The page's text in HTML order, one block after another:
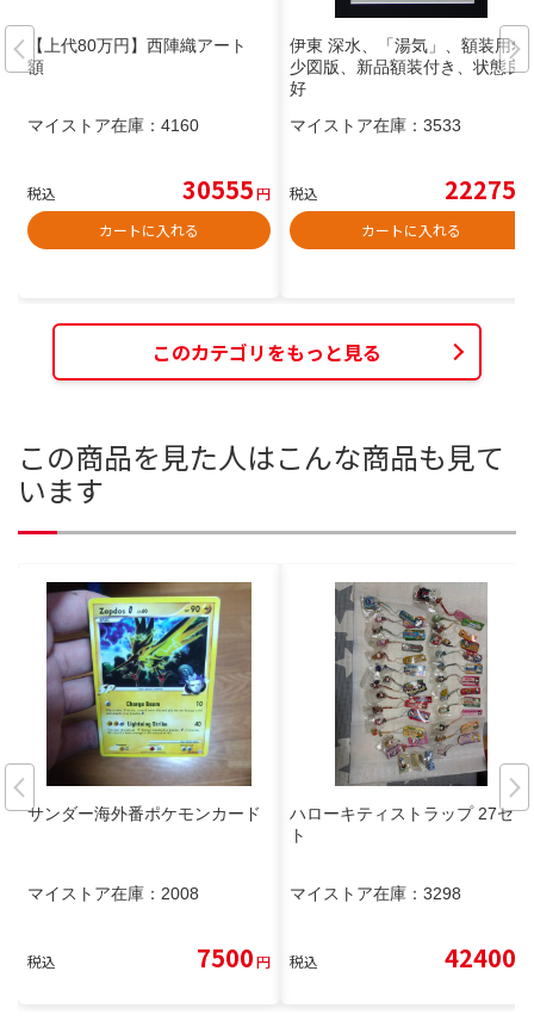
【上代80万円】西陣織アート
額
マイストア在庫： 4160
税込 30555円
カートに入れる
伊東 深水、「湯気」、額装用希
少図版、新品額装付き、状態良
好
マイストア在庫： 3533
税込 22275
カートに入れる
このカテゴリをもっと見る
この商品を見た人はこんな商品も見て
います
サンダー海外番ポケモンカード
マイストア在庫： 2008
税込 7500円
ハローキティストラップ 27セッ
ト
マイストア在庫： 3298
税込 42400